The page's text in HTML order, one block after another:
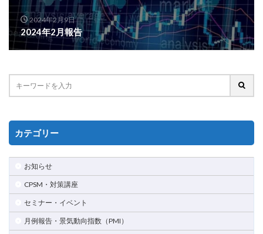
2024年2月9日
2024年2月報告
カテゴリー
お知らせ
CPSM・対策講座
セミナー・イベント
月例報告・景気動向指数（PMI）